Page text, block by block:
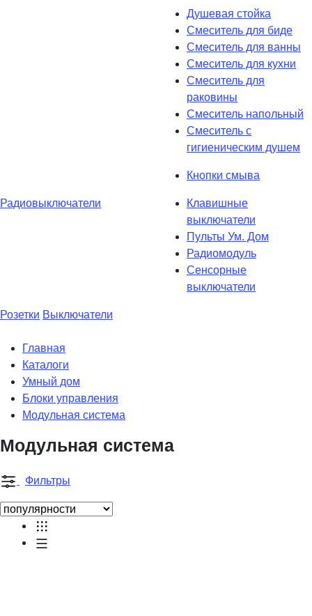
Душевая стойка
Смеситель для биде
Смеситель для ванны
Смеситель для кухни
Смеситель для
раковины
Смеситель напольный
Смеситель с
гигиеническим душем
Кнопки смыва
Радиовыключатели
Клавишные
выключатели
Пульты Ум. Дом
Радиомодуль
Сенсорные
выключатели
Розетки Выключатели
Главная
Каталоги
Умный дом
Блоки управления
Модульная система
Модульная система
Фильтры